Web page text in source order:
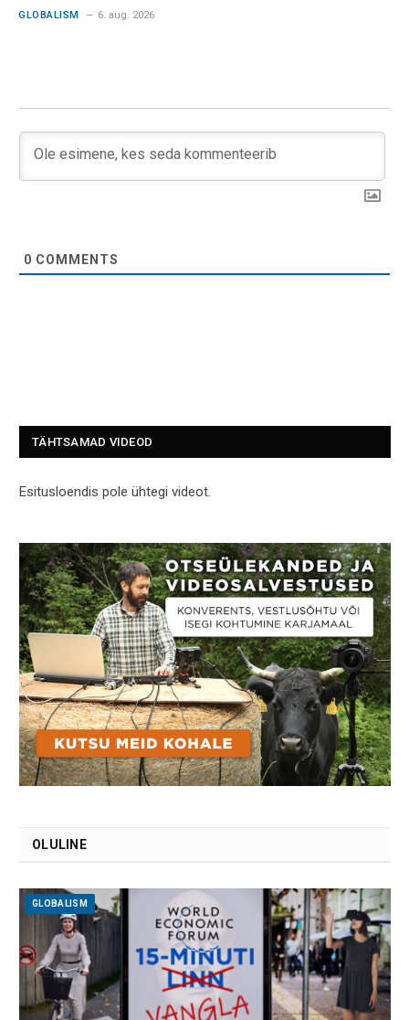
GLOBALISM 6. aug. 2026
0 COMMENTS
TÄHTSAMAD VIDEOD
Esitusloendis pole ühtegi videot.
OLULINE
GLOBALISM